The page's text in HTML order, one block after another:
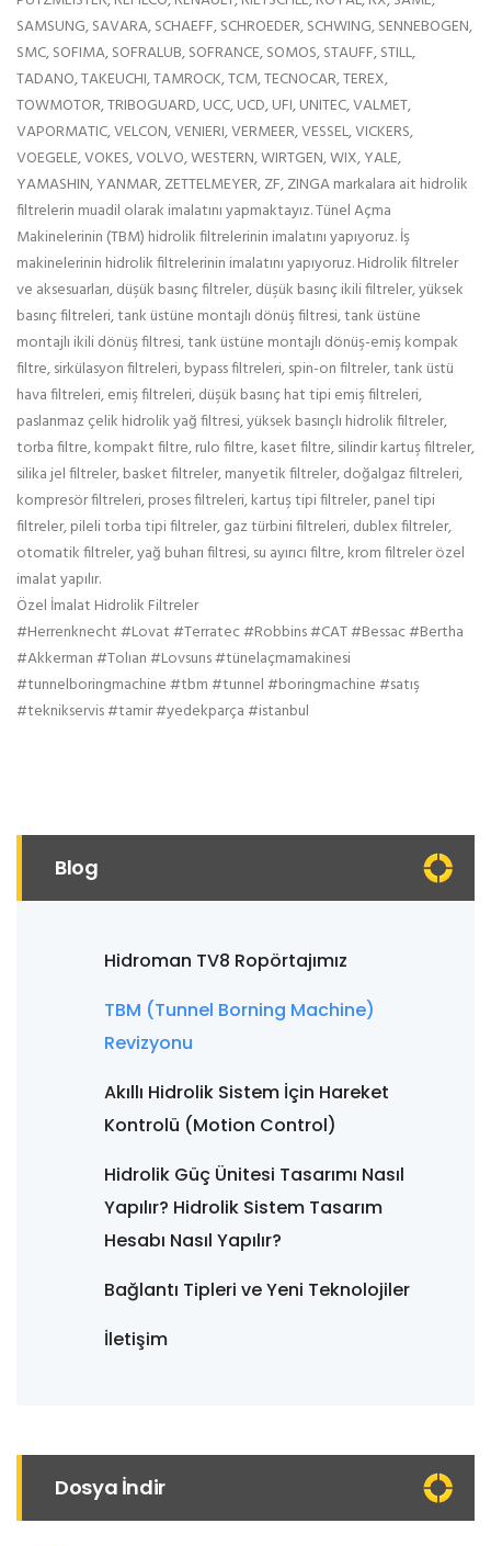
SAMSUNG, SAVARA, SCHAEFF, SCHROEDER, SCHWING, SENNEBOGEN,
SMC, SOFIMA, SOFRALUB, SOFRANCE, SOMOS, STAUFF, STILL,
TADANO, TAKEUCHI, TAMROCK, TCM, TECNOCAR, TEREX,
TOWMOTOR, TRIBOGUARD, UCC, UCD, UFI, UNITEC, VALMET,
VAPORMATIC, VELCON, VENIERI, VERMEER, VESSEL, VICKERS,
VOEGELE, VOKES, VOLVO, WESTERN, WIRTGEN, WIX, YALE,
YAMASHIN, YANMAR, ZETTELMEYER, ZF, ZINGA markalara ait hidrolik
filtrelerin muadil olarak imalatını yapmaktayız. Tünel Açma
Makinelerinin (TBM) hidrolik filtrelerinin imalatını yapıyoruz. İş
makinelerinin hidrolik filtrelerinin imalatını yapıyoruz. Hidrolik filtreler
ve aksesuarları, düşük basınç filtreler, düşük basınç ikili filtreler, yüksek
basınç filtreleri, tank üstüne montajlı dönüş filtresi, tank üstüne
montajlı ikili dönüş filtresi, tank üstüne montajlı dönüş-emiş kompak
filtre, sirkülasyon filtreleri, bypass filtreleri, spin-on filtreler, tank üstü
hava filtreleri, emiş filtreleri, düşük basınç hat tipi emiş filtreleri,
paslanmaz çelik hidrolik yağ filtresi, yüksek basınçlı hidrolik filtreler,
torba filtre, kompakt filtre, rulo filtre, kaset filtre, silindir kartuş filtreler,
silika jel filtreler, basket filtreler, manyetik filtreler, doğalgaz filtreleri,
kompresör filtreleri, proses filtreleri, kartuş tipi filtreler, panel tipi
filtreler, pileli torba tipi filtreler, gaz türbini filtreleri, dublex filtreler,
otomatik filtreler, yağ buharı filtresi, su ayırıcı filtre, krom filtreler özel
imalat yapılır.
Özel İmalat Hidrolik Filtreler
#Herrenknecht#Lovat#Terratec#Robbins#CAT#Bessac#Bertha
#Akkerman#Tolıan#Lovsuns#tünelaçmamakinesi
#tunnelboringmachine#tbm#tunnel#boringmachine#satış
#teknikservis#tamir#yedekparça#istanbul
Blog
Hidroman TV8 Ropörtajımız
TBM (Tunnel Borning Machine)
Revizyonu
Akıllı Hidrolik Sistem İçin Hareket
Kontrolü (Motion Control)
Hidrolik Güç Ünitesi Tasarımı Nasıl
Yapılır? Hidrolik Sistem Tasarım
Hesabı Nasıl Yapılır?
Bağlantı Tipleri ve Yeni Teknolojiler
İletişim
Dosya İndir